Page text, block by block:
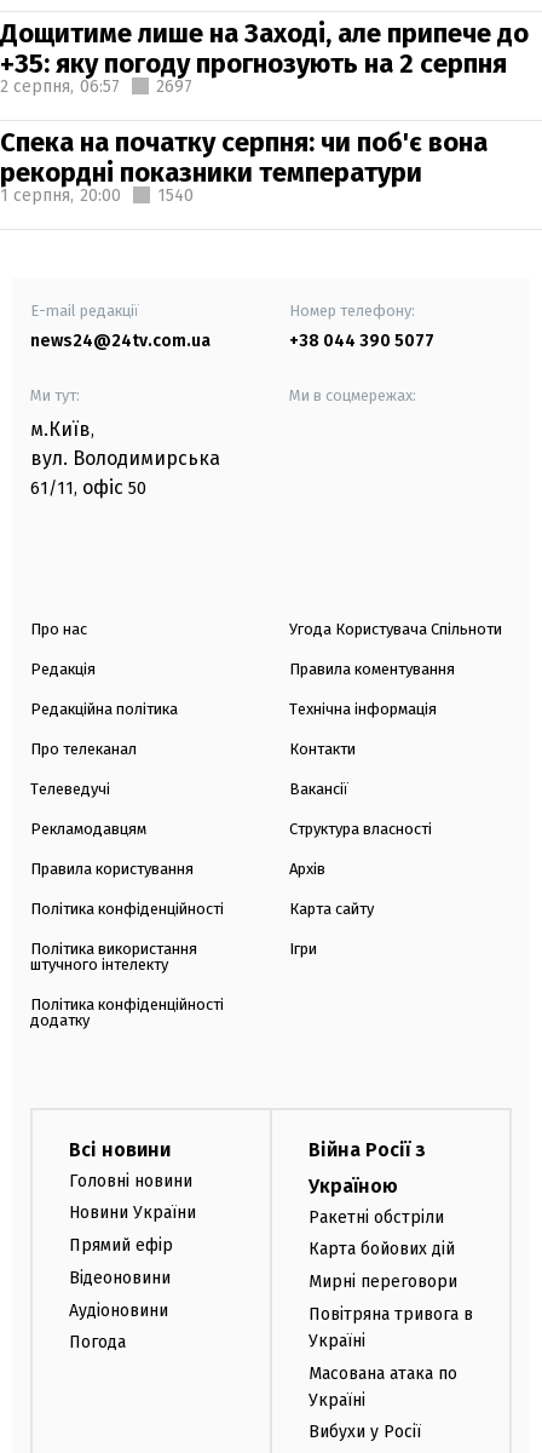
Дощитиме лише на Заході, але припече до
+35: яку погоду прогнозують на 2 серпня
2 серпня, 06:57 2697
Спека на початку серпня: чи поб'є вона
рекордні показники температури
1 серпня, 20:00 1540
E-mail редакції
news24@24tv.com.ua
Номер телефону:
+38 044 390 5077
Ми тут:
м.Київ,
вул. Володимирська
61/11, офіс 50
Ми в соцмережах:
Про нас
Редакція
Редакційна політика
Про телеканал
Телеведучі
Рекламодавцям
Правила користування
Політика конфіденційності
Політика використання
штучного інтелекту
Політика конфіденційності
додатку
Угода Користувача Спільноти
Правила коментування
Технічна інформація
Контакти
Вакансії
Структура власності
Архів
Карта сайту
Ігри
Всі новини
Головні новини
Новини України
Прямий ефір
Відеоновини
Аудіоновини
Погода
Війна Росії з
Україною
Ракетні обстріли
Карта бойових дій
Мирні переговори
Повітряна тривога в
Україні
Масована атака по
Україні
Вибухи у Росії